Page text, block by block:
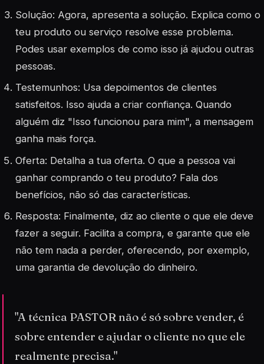
Solução: Agora, apresenta a solução. Explica como o
teu produto ou serviço resolve esse problema.
Podes usar exemplos de como isso já ajudou outras
pessoas.
Testemunhos: Usa depoimentos de clientes
satisfeitos. Isso ajuda a criar confiança. Quando
alguém diz "Isso funcionou para mim", a mensagem
ganha mais força.
Oferta: Detalha a tua oferta. O que a pessoa vai
ganhar comprando o teu produto? Fala dos
benefícios, não só das características.
Resposta: Finalmente, diz ao cliente o que ele deve
fazer a seguir. Facilita a compra, e garante que ele
não tem nada a perder, oferecendo, por exemplo,
uma garantia de devolução do dinheiro.
"A técnica PASTOR não é só sobre vender, é
sobre entender e ajudar o cliente no que ele
realmente precisa."